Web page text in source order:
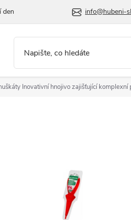
den info@hubeni-
Inovativní hnojivo zajišťující